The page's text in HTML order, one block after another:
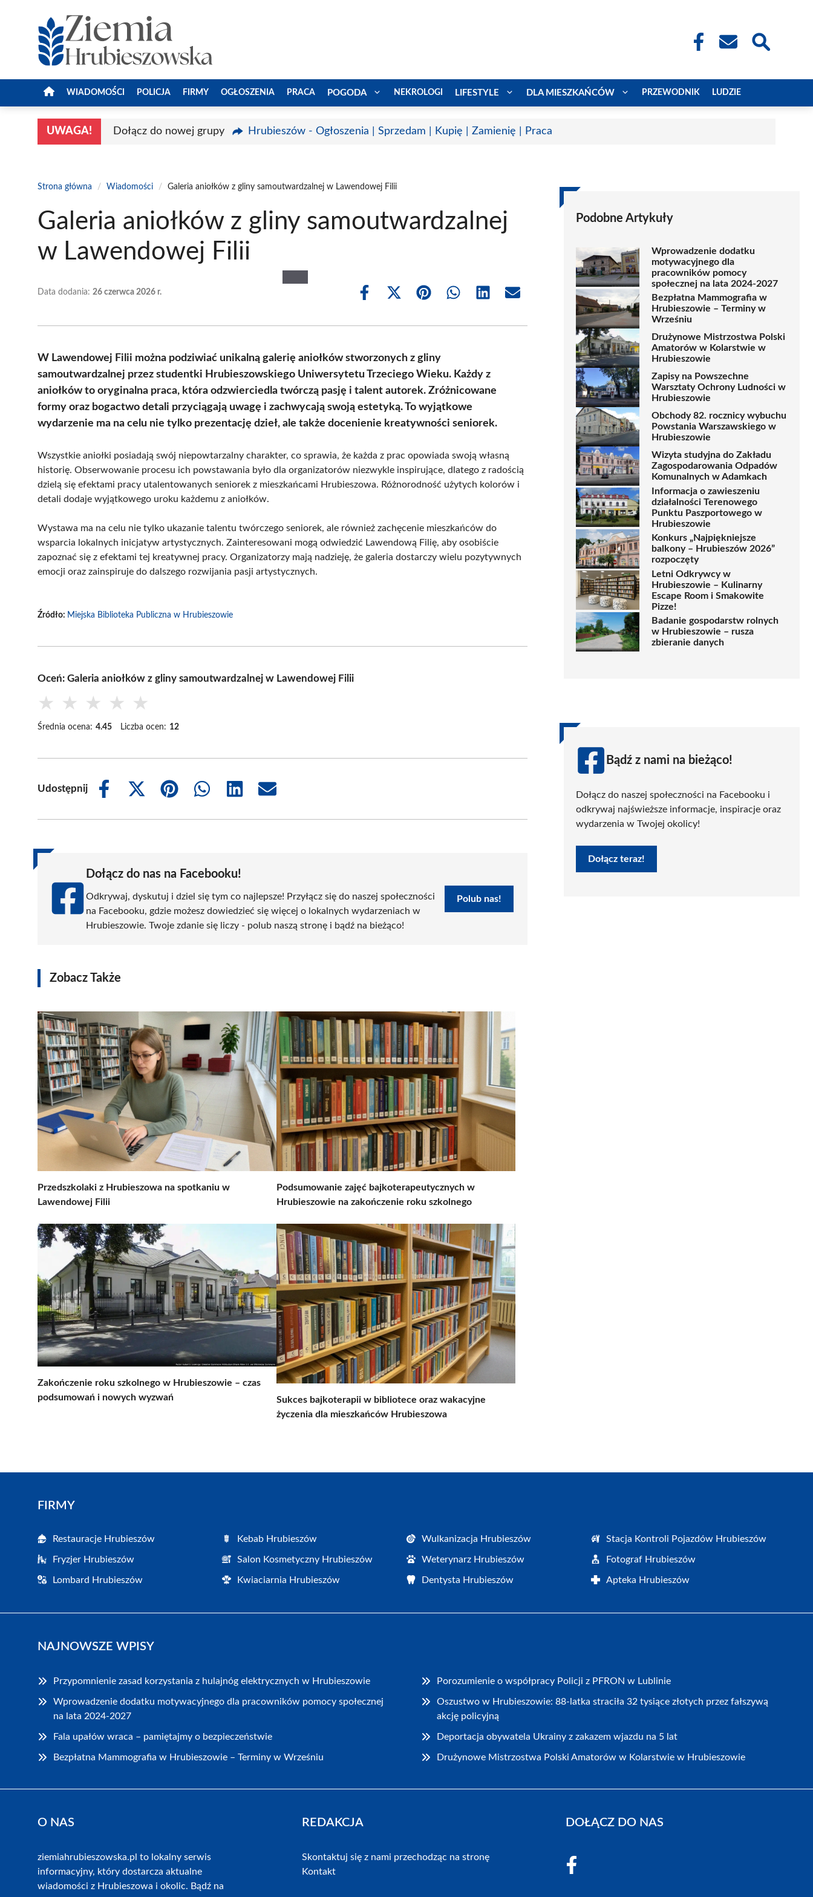
WIADOMOŚCI POLICJA FIRMY OGŁOSZENIA PRACA POGODA NEKROLOGI LIFESTYLE DLA MIESZKAŃCÓW PRZEWODNIK LUDZIE
UWAGA! Dołącz do nowej grupy Hrubieszów - Ogłoszenia | Sprzedam | Kupię | Zamienię | Praca
Strona główna / Wiadomości / Galeria aniołków z gliny samoutwardzalnej w Lawendowej Filii
Galeria aniołków z gliny samoutwardzalnej
w Lawendowej Filii
Data dodania: 26 czerwca 2026 r.
Share
Share
(Twitter)
Share Share Share Share
W Lawendowej Filii można podziwiać unikalną galerię aniołków stworzonych z gliny
samoutwardzalnej przez studentki Hrubieszowskiego Uniwersytetu Trzeciego Wieku. Każdy z
aniołków to oryginalna praca, która odzwierciedla twórczą pasję i talent autorek. Zróżnicowane
formy oraz bogactwo detali przyciągają uwagę i zachwycają swoją estetyką. To wyjątkowe
wydarzenie ma na celu nie tylko prezentację dzieł, ale także docenienie kreatywności seniorek.
Wszystkie aniołki posiadają swój niepowtarzalny charakter, co sprawia, że każda z prac opowiada swoją własną
historię. Obserwowanie procesu ich powstawania było dla organizatorów niezwykle inspirujące, dlatego z radością
dzielą się efektami pracy utalentowanych seniorek z mieszkańcami Hrubieszowa. Różnorodność użytych kolorów i
detali dodaje wyjątkowego uroku każdemu z aniołków.
Wystawa ma na celu nie tylko ukazanie talentu twórczego seniorek, ale również zachęcenie mieszkańców do
wsparcia lokalnych inicjatyw artystycznych. Zainteresowani mogą odwiedzić Lawendową Filię, aby osobiście
zapoznać się z efektami tej kreatywnej pracy. Organizatorzy mają nadzieję, że galeria dostarczy wielu pozytywnych
emocji oraz zainspiruje do dalszego rozwijania pasji artystycznych.
Źródło: Miejska Biblioteka Publiczna w Hrubieszowie
Oceń: Galeria aniołków z gliny samoutwardzalnej w Lawendowej Filii
★ ★ ★ ★ ★
Średnia ocena: 4.45 Liczba ocen: 12
Udostępnij
Share
Share
(Twitter)
Share
Share
Share
Share
Dołącz do nas na Facebooku!
Odkrywaj, dyskutuj i dziel się tym co najlepsze! Przyłącz się do naszej społeczności
na Facebooku, gdzie możesz dowiedzieć się więcej o lokalnych wydarzeniach w
Hrubieszowie. Twoje zdanie się liczy - polub naszą stronę i bądź na bieżąco!
Polub nas!
Zobacz Także
Przedszkolaki z Hrubieszowa na spotkaniu w
Lawendowej Filii
Podsumowanie zajęć bajkoterapeutycznych w
Hrubieszowie na zakończenie roku szkolnego
Zakończenie roku szkolnego w Hrubieszowie – czas
podsumowań i nowych wyzwań
Sukces bajkoterapii w bibliotece oraz wakacyjne
życzenia dla mieszkańców Hrubieszowa
Podobne Artykuły
Wprowadzenie dodatku
motywacyjnego dla
pracowników pomocy
społecznej na lata 2024-2027
Bezpłatna Mammografia w
Hrubieszowie – Terminy w
Wrześniu
Drużynowe Mistrzostwa Polski
Amatorów w Kolarstwie w
Hrubieszowie
Zapisy na Powszechne
Warsztaty Ochrony Ludności w
Hrubieszowie
Obchody 82. rocznicy wybuchu
Powstania Warszawskiego w
Hrubieszowie
Wizyta studyjna do Zakładu
Zagospodarowania Odpadów
Komunalnych w Adamkach
Informacja o zawieszeniu
działalności Terenowego
Punktu Paszportowego w
Hrubieszowie
Konkurs „Najpiękniejsze
balkony – Hrubieszów 2026”
rozpoczęty
Letni Odkrywcy w
Hrubieszowie – Kulinarny
Escape Room i Smakowite
Pizze!
Badanie gospodarstw rolnych
w Hrubieszowie – rusza
zbieranie danych
Bądź z nami na bieżąco!
Dołącz do naszej społeczności na Facebooku i
odkrywaj najświeższe informacje, inspiracje oraz
wydarzenia w Twojej okolicy!
Dołącz teraz!
FIRMY
Restauracje Hrubieszów Kebab Hrubieszów Wulkanizacja Hrubieszów Stacja Kontroli Pojazdów Hrubieszów
Fryzjer Hrubieszów Salon Kosmetyczny Hrubieszów Weterynarz Hrubieszów Fotograf Hrubieszów
Lombard Hrubieszów Kwiaciarnia Hrubieszów Dentysta Hrubieszów Apteka Hrubieszów
NAJNOWSZE WPISY
Przypomnienie zasad korzystania z hulajnóg elektrycznych w Hrubieszowie Porozumienie o współpracy Policji z PFRON w Lublinie
Wprowadzenie dodatku motywacyjnego dla pracowników pomocy społecznej
na lata 2024-2027
Oszustwo w Hrubieszowie: 88-latka straciła 32 tysiące złotych przez fałszywą
akcję policyjną
Fala upałów wraca – pamiętajmy o bezpieczeństwie Deportacja obywatela Ukrainy z zakazem wjazdu na 5 lat
Bezpłatna Mammografia w Hrubieszowie – Terminy w Wrześniu Drużynowe Mistrzostwa Polski Amatorów w Kolarstwie w Hrubieszowie
O NAS
ziemiahrubieszowska.pl to lokalny serwis
informacyjny, który dostarcza aktualne
wiadomości z Hrubieszowa i okolic. Bądź na
REDAKCJA
Skontaktuj się z nami przechodząc na stronę
Kontakt
DOŁĄCZ DO NAS